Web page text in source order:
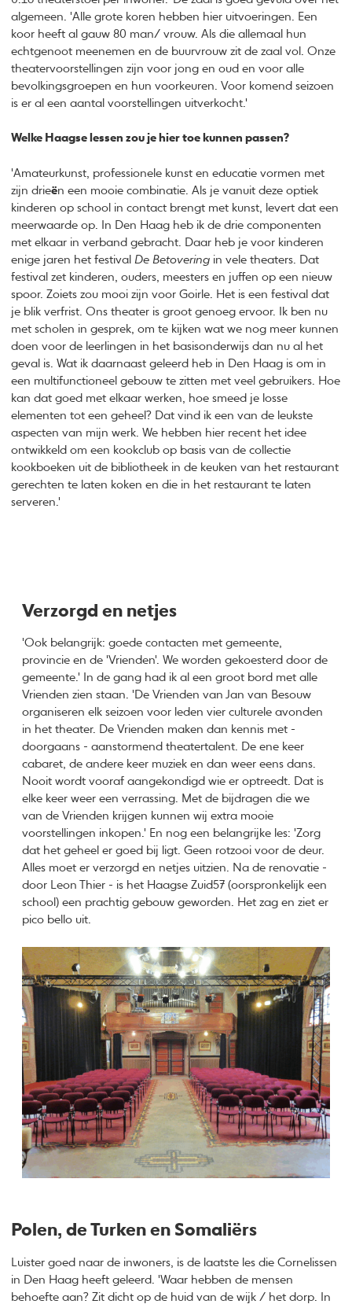
algemeen. 'Alle grote koren hebben hier uitvoeringen. Een
koor heeft al gauw 80 man/ vrouw. Als die allemaal hun
echtgenoot meenemen en de buurvrouw zit de zaal vol. Onze
theatervoorstellingen zijn voor jong en oud en voor alle
bevolkingsgroepen en hun voorkeuren. Voor komend seizoen
is er al een aantal voorstellingen uitverkocht.'
Welke Haagse lessen zou je hier toe kunnen passen?
'Amateurkunst, professionele kunst en educatie vormen met
zijn drieën een mooie combinatie. Als je vanuit deze optiek
kinderen op school in contact brengt met kunst, levert dat een
meerwaarde op. In Den Haag heb ik de drie componenten
met elkaar in verband gebracht. Daar heb je voor kinderen
enige jaren het festival De Betovering in vele theaters. Dat
festival zet kinderen, ouders, meesters en juffen op een nieuw
spoor. Zoiets zou mooi zijn voor Goirle. Het is een festival dat
je blik verfrist. Ons theater is groot genoeg ervoor. Ik ben nu
met scholen in gesprek, om te kijken wat we nog meer kunnen
doen voor de leerlingen in het basisonderwijs dan nu al het
geval is. Wat ik daarnaast geleerd heb in Den Haag is om in
een multifunctioneel gebouw te zitten met veel gebruikers. Hoe
kan dat goed met elkaar werken, hoe smeed je losse
elementen tot een geheel? Dat vind ik een van de leukste
aspecten van mijn werk. We hebben hier recent het idee
ontwikkeld om een kookclub op basis van de collectie
kookboeken uit de bibliotheek in de keuken van het restaurant
gerechten te laten koken en die in het restaurant te laten
serveren.'
Verzorgd en netjes
'Ook belangrijk: goede contacten met gemeente,
provincie en de 'Vrienden'. We worden gekoesterd door de
gemeente.' In de gang had ik al een groot bord met alle
Vrienden zien staan. 'De Vrienden van Jan van Besouw
organiseren elk seizoen voor leden vier culturele avonden
in het theater. De Vrienden maken dan kennis met -
doorgaans - aanstormend theatertalent. De ene keer
cabaret, de andere keer muziek en dan weer eens dans.
Nooit wordt vooraf aangekondigd wie er optreedt. Dat is
elke keer weer een verrassing. Met de bijdragen die we
van de Vrienden krijgen kunnen wij extra mooie
voorstellingen inkopen.' En nog een belangrijke les: 'Zorg
dat het geheel er goed bij ligt. Geen rotzooi voor de deur.
Alles moet er verzorgd en netjes uitzien. Na de renovatie -
door Leon Thier - is het Haagse Zuid57 (oorspronkelijk een
school) een prachtig gebouw geworden. Het zag en ziet er
pico bello uit.
Polen, de Turken en Somaliërs
Luister goed naar de inwoners, is de laatste les die Cornelissen
in Den Haag heeft geleerd. 'Waar hebben de mensen
behoefte aan? Zit dicht op de huid van de wijk / het dorp. In